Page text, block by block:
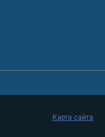
Карта сайта